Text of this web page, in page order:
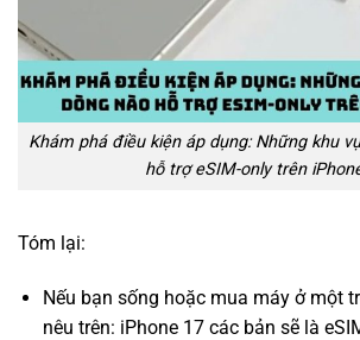
Khám phá điều kiện áp dụng: Những khu
hỗ trợ eSIM-only trên
Tóm lại:
Nếu bạn sống hoặc mua máy ở một
nêu trên: iPhone 17 các bản sẽ là